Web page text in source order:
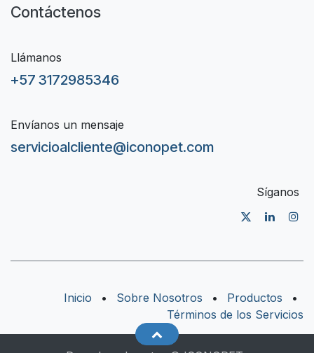
Contáctenos
Llámanos
+57 3172985346
Envíanos un mensaje
servicioalcliente@iconopet.com
Síganos
Inicio • Sobre Nosotros • Productos
•
Términos de los Servicios